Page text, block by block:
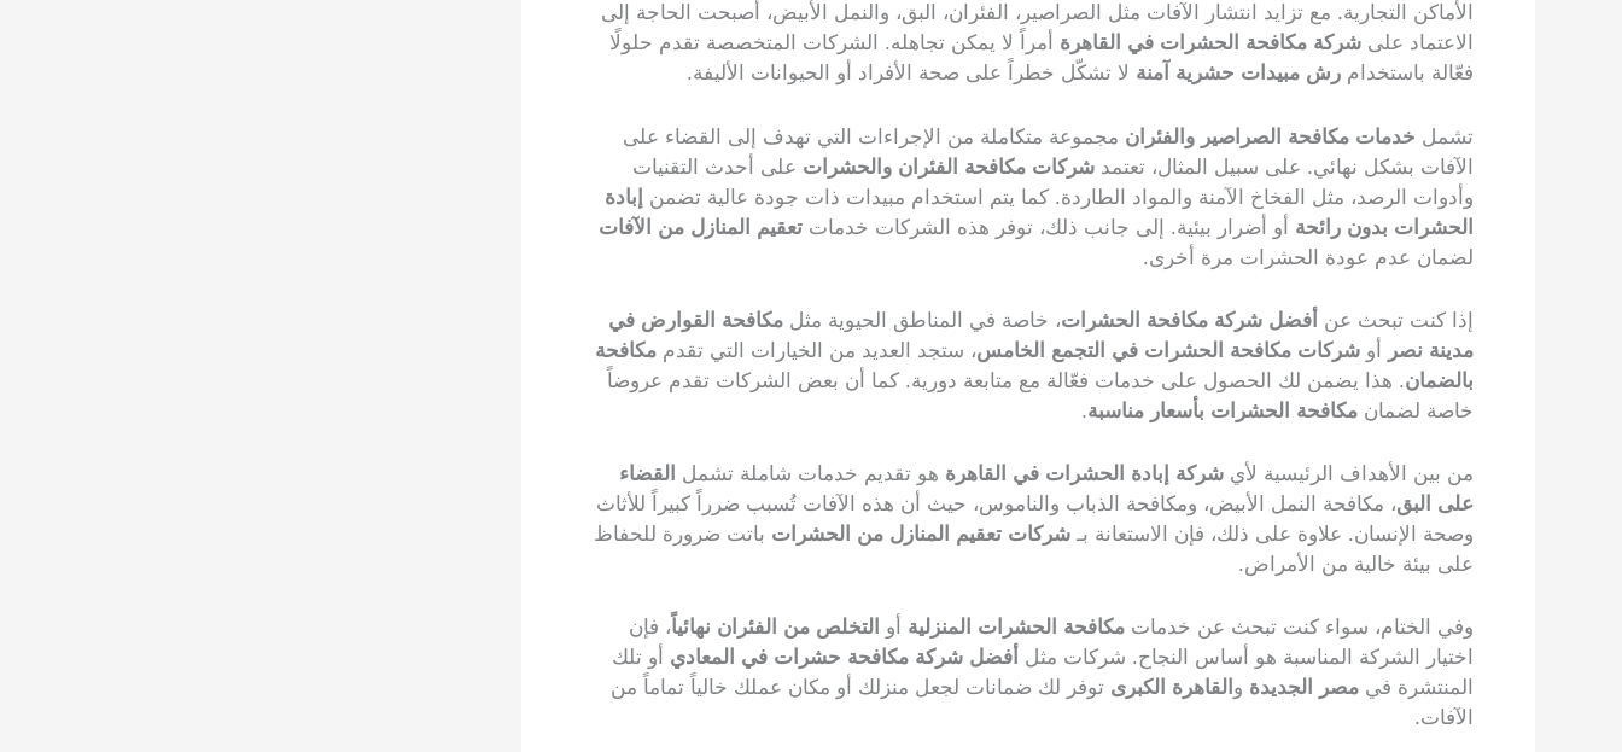
الأماكن التجارية. مع تزايد انتشار الآفات مثل الصراصير، الفئران، البق، والنمل الأبيض، أصبحت الحاجة إلى
الاعتماد على شركة مكافحة الحشرات في القاهرة أمراً لا يمكن تجاهله. الشركات المتخصصة تقدم حلولًا
فعّالة باستخدام رش مبيدات حشرية آمنة لا تشكّل خطراً على صحة الأفراد أو الحيوانات الأليفة.
تشمل خدمات مكافحة الصراصير والفئران مجموعة متكاملة من الإجراءات التي تهدف إلى القضاء على
الآفات بشكل نهائي. على سبيل المثال، تعتمد شركات مكافحة الفئران والحشرات على أحدث التقنيات
وأدوات الرصد، مثل الفخاخ الآمنة والمواد الطاردة. كما يتم استخدام مبيدات ذات جودة عالية تضمن
إبادة
الحشرات بدون رائحة أو أضرار بيئية. إلى جانب ذلك، توفر هذه الشركات خدمات تعقيم المنازل من الآفات
لضمان عدم عودة الحشرات مرة أخرى.
إذا كنت تبحث عن أفضل شركة مكافحة الحشرات، خاصة في المناطق الحيوية مثل مكافحة القوارض في
مدينة نصر
أو شركات مكافحة الحشرات في التجمع الخامس، ستجد العديد من الخيارات التي تقدم مكافحة
بالضمان. هذا يضمن لك الحصول على خدمات فعّالة مع متابعة دورية. كما أن بعض الشركات تقدم عروضاً
خاصة لضمان مكافحة الحشرات بأسعار مناسبة.
من بين الأهداف الرئيسية لأي شركة إبادة الحشرات في القاهرة هو تقديم خدمات شاملة تشمل القضاء
على البق، مكافحة النمل الأبيض، ومكافحة الذباب والناموس، حيث أن هذه الآفات تُسبب ضرراً كبيراً للأثاث
وصحة الإنسان. علاوة على ذلك، فإن الاستعانة بـ شركات تعقيم المنازل من الحشرات باتت ضرورة للحفاظ
على بيئة خالية من الأمراض.
وفي الختام، سواء كنت تبحث عن خدمات مكافحة الحشرات المنزلية أو التخلص من الفئران نهائياً، فإن
اختيار الشركة المناسبة هو أساس النجاح. شركات مثل أفضل شركة مكافحة حشرات في المعادي أو تلك
المنتشرة في مصر الجديدة و القاهرة الكبرى توفر لك ضمانات لجعل منزلك أو مكان عملك خالياً تماماً من
الآفات.